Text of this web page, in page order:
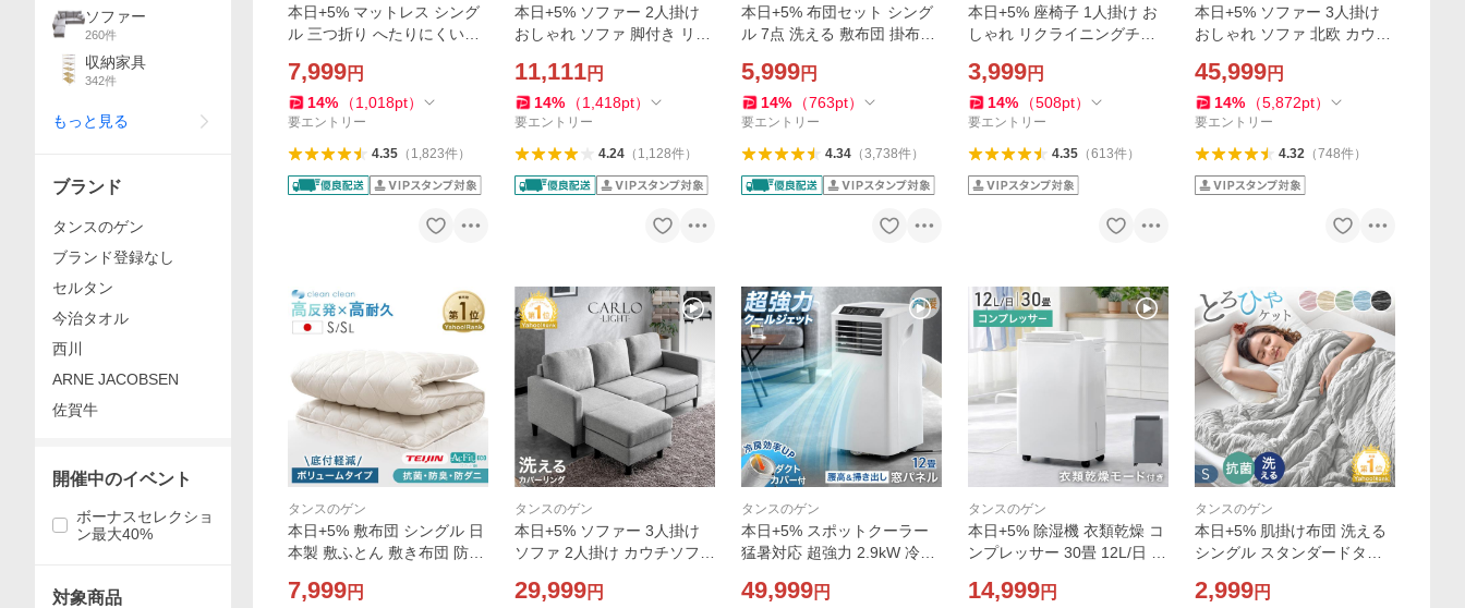
本日+5% マットレス シング
ル 三つ折り へたりにくい高
りたたみ 敷布団 高反発マッ
トレス ベッドマットレス 極
厚10cm 高反発
7,999円
14% （1,018pt）
要エントリー
4.35（ 1,823件）
本日+5% ソファー 2人掛け
おしゃれ ソファ 脚付き リク
人暮らし ローソファ リビン
グ ソファベッド コンパクト
11,111円
14% （1,418pt）
要エントリー
4.24（ 1,128件）
本日+5% 布団セット シング
ル 7点 洗える 敷布団 掛布団
セット 来客用布団セット 来
客用 寝具セット 掛け布団 組
布団 新生活
5,999円
14% （763pt）
要エントリー
4.34（3,738件）
本日+5% 座椅子 1人掛け お
しゃれ リクライニングチェ
グ 椅子 一人暮らし 座いす 北
欧 座イス リクライニングチ
ェア 15200125
3,999円
14% （508pt）
要エントリー
4.35（613件）
本日+5% ソファー 3人掛け
おしゃれ ソファ 北欧 カウチ
ナーソファ レザー ファブリ
ック 洗える カバー ロー 905
00001 超大型
45,999円
14% （5,872pt）
要エントリー
4.32（748件）
タンスのゲン
本日+5% 敷布団 シングル 日
本製 敷ふとん 敷き布団 防ダ
マットレス シングルロング
7,999円
タンスのゲン
本日+5% ソファー 3人掛け
ソファ 2人掛け カウチソファ
ソファーベット ファブリッ
29,999円
タンスのゲン
本日+5% スポットクーラー
猛暑対応 超強力 2.9kW 冷暖
アコン ポータブルクーラー
49,999円
タンスのゲン
本日+5% 除湿機 衣類乾燥 コ
ンプレッサー 30畳 12L/日 除
燥機 除湿乾燥機 小型 梅雨対
14,999円
タンスのゲン
本日+5% 肌掛け布団 洗える
シングル スタンダードタイ
夏 肌布団 レーヨンケット ひ
2,999円
ソファー
260件
収納家具
342件
もっと見る
ブランド
タンスのゲン
ブランド登録なし
セルタン
今治タオル
西川
ARNE JACOBSEN
佐賀牛
開催中のイベント
ボーナスセレクショ
ン最大40%
対象商品